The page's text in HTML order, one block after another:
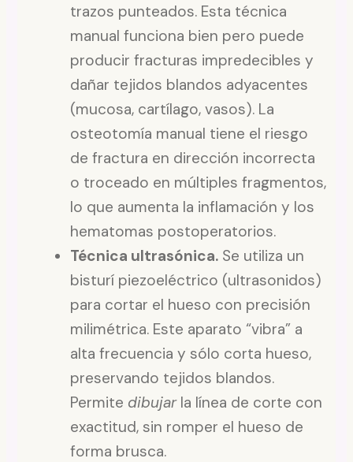
trazos punteados. Esta técnica
manual funciona bien pero puede
producir fracturas impredecibles y
dañar tejidos blandos adyacentes
(mucosa, cartílago, vasos). La
osteotomía manual tiene el riesgo
de fractura en dirección incorrecta
o troceado en múltiples fragmentos,
lo que aumenta la inflamación y los
hematomas postoperatorios.
Técnica ultrasónica. Se utiliza un
bisturí piezoeléctrico (ultrasonidos)
para cortar el hueso con precisión
milimétrica. Este aparato “vibra” a
alta frecuencia y sólo corta hueso,
preservando tejidos blandos.
Permite dibujarla línea de corte con
exactitud, sin romper el hueso de
forma brusca.